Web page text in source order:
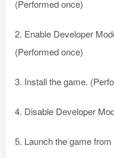
(Performed once)
2. Enable Developer
(Performed once)
3. Install the game.
4. Disable Developer
5. Launch the game